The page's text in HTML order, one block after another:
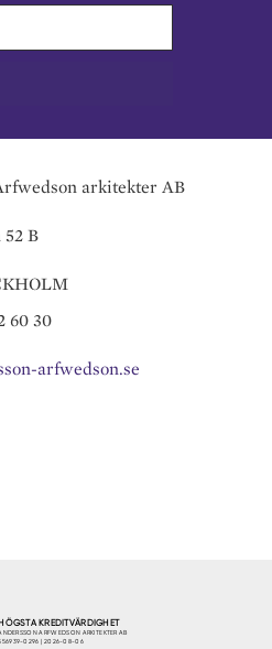
arkitekter AB
B
60 30
arfwedson.se